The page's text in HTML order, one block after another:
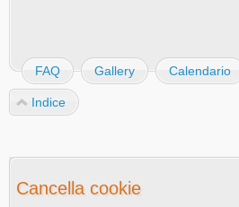
FAQ Gallery Calendario
Indice
Cancella cookie